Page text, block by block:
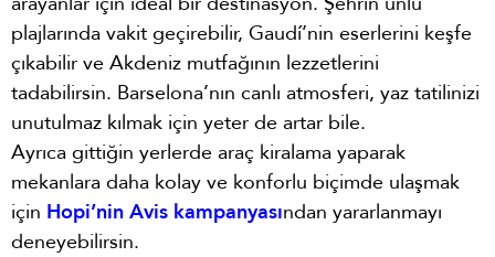
plajlarında vakit geçirebilir, Gaudí’nin eserlerini keşfe
çıkabilir ve Akdeniz mutfağının lezzetlerini
tadabilirsin. Barselona’nın canlı atmosferi, yaz tatilinizi
unutulmaz kılmak için yeter de artar bile.
Ayrıca gittiğin yerlerde araç kiralama yaparak
mekanlara daha kolay ve konforlu biçimde ulaşmak
için Hopi’nin Avis kampanyasından yararlanmayı
deneyebilirsin.